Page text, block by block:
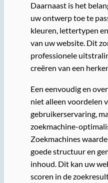
Daarnaast is het
uw ontwerp toe te
kleuren, lettertypen
van uw website. Dit
professionele
creëren van een
Een eenvoudig en
niet alleen voordelen
gebruikerservaring,
zoekmachine-
Zoekmachines
goede structuur en
inhoud. Dit kan uw
scoren in de